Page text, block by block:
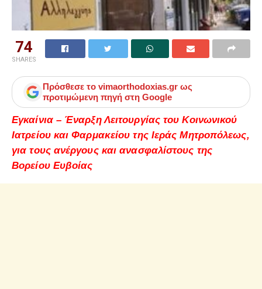
74
SHARES
Πρόσθεσε το vimaorthodoxias.gr ως
προτιμώμενη πηγή στη Google
Εγκαίνια – Έναρξη Λειτουργίας του Κοινωνικού
Ιατρείου και Φαρμακείου της Ιεράς Μητροπόλεως,
για τους ανέργους και ανασφαλίστους της
Βορείου Ευβοίας